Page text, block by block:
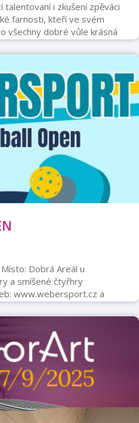
talentovaní i zkušení zpěváci
farnosti, kteří ve svém
všechny dobré vůle krásná
sluchu a srdce. Celý
zralí hudební machři a
Alena Obrusníková
doprovází liturgii v kostelích,
s něčím novým. Velmi se jim
tímto koncertem. Vstupné
Dobrá Areál u
a smíšené čtyřhry
www.webersport.cz a
registrace 731 222 000